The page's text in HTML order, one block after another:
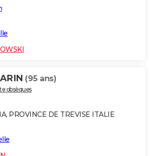
(95 ans)
obsèques
PROVINCE DE TREVISE ITALIE